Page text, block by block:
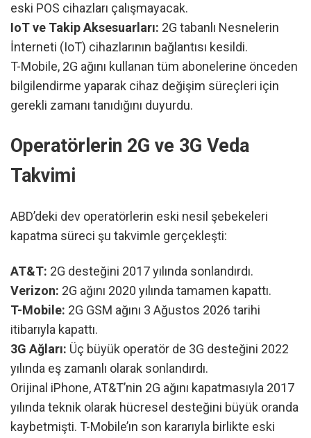
eski POS cihazları çalışmayacak.
IoT ve Takip Aksesuarları: 2G tabanlı Nesnelerin
İnterneti (IoT) cihazlarının bağlantısı kesildi.
T-Mobile, 2G ağını kullanan tüm abonelerine önceden
bilgilendirme yaparak cihaz değişim süreçleri için
gerekli zamanı tanıdığını duyurdu.
Operatörlerin 2G ve 3G Veda
Takvimi
ABD’deki dev operatörlerin eski nesil şebekeleri
kapatma süreci şu takvimle gerçekleşti:
AT&T: 2G desteğini 2017 yılında sonlandırdı.
Verizon: 2G ağını 2020 yılında tamamen kapattı.
T-Mobile: 2G GSM ağını 3 Ağustos 2026 tarihi
itibarıyla kapattı.
3G Ağları: Üç büyük operatör de 3G desteğini 2022
yılında eş zamanlı olarak sonlandırdı.
Orijinal iPhone, AT&T’nin 2G ağını kapatmasıyla 2017
yılında teknik olarak hücresel desteğini büyük oranda
kaybetmişti. T-Mobile’ın son kararıyla birlikte eski